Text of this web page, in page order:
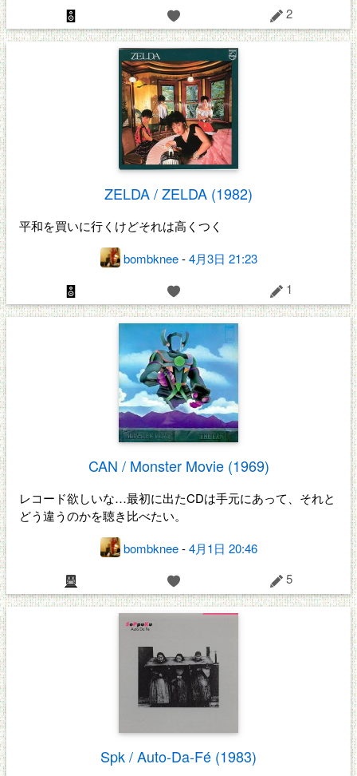
2
ZELDA / ZELDA (1982)
平和を買いに行くけどそれは高くつく
bombknee-4月3日 21:23
1
CAN / Monster Movie (1969)
レコード欲しいな…最初に出たCDは手元にあって、それと
どう違うのかを聴き比べたい。
bombknee-4月1日 20:46
5
Spk / Auto-Da-Fé (1983)